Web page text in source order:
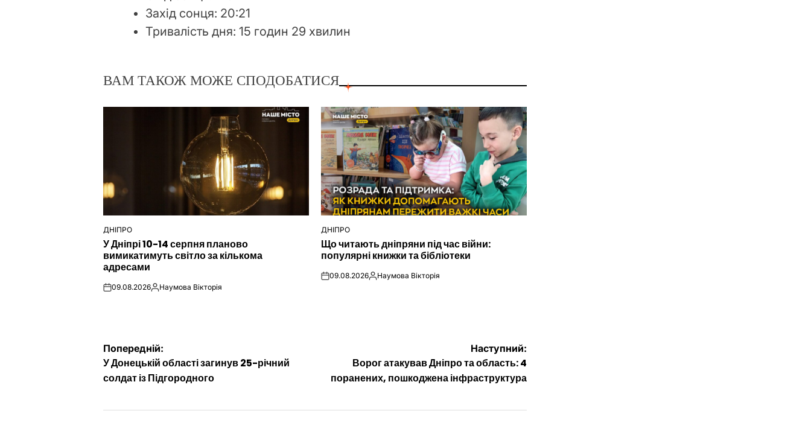
Захід сонця: 20:21
Тривалість дня: 15 годин 29 хвилин
ВАМ ТАКОЖ МОЖЕ СПОДОБАТИСЯ
ОПУБЛІКУВАТИ
У
ДНІПРО
У Дніпрі 10-14 серпня планово
вимикатимуть світло за кількома
адресами
on09.08.2026Опубліковано
Наумова Вікторія
ОПУБЛІКУВАТИ
У
ДНІПРО
Що читають дніпряни під час війни:
популярні книжки та бібліотеки
on09.08.2026Опубліковано
Наумова Вікторія
Навігація
записів
Попередній:
У Донецькій області загинув 25-річний
солдат із Підгородного
Наступний:
Ворог атакував Дніпро та область: 4
поранених, пошкоджена інфраструктура